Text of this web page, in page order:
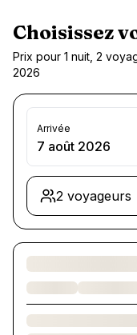
Choisissez
Prix pour 1 nuit, 2
2026
Arrivée
7 août 2026
2 voyageurs
Chargement des